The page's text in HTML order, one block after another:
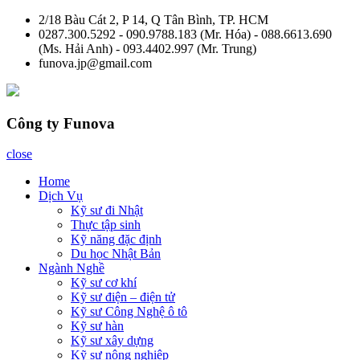
Skip
content
2/18 Bàu Cát 2, P 14, Q Tân Bình, TP. HCM
0287.300.5292 - 090.9788.183 (Mr. Hóa) - 088.6613.690
(Ms. Hải Anh) - 093.4402.997 (Mr. Trung)
funova.jp@gmail.com
Công ty Funova
close
Home
Dịch Vụ
Kỹ sư đi Nhật
Thực tập sinh
Kỹ năng đặc định
Du học Nhật Bản
Ngành Nghề
Kỹ sư cơ khí
Kỹ sư điện – điện tử
Kỹ sư Công Nghệ ô tô
Kỹ sư hàn
Kỹ sư xây dựng
Kỹ sư nông nghiệp